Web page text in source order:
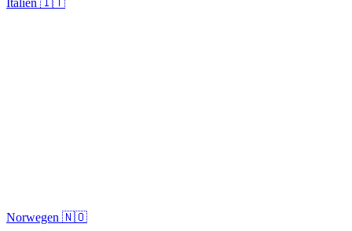
Italien 🇮🇹
Norwegen 🇳🇴